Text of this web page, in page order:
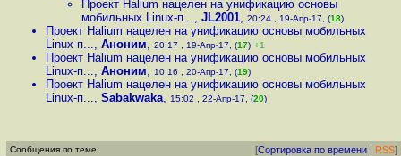
Проект Halium нацелен на унификацию основы
мобильных Linux-п..., JL2001, 20:24 , 19-Апр-17, (18)
Проект Halium нацелен на унификацию основы мобильных
Linux-п..., Аноним, 20:17 , 19-Апр-17, (17) +1
Проект Halium нацелен на унификацию основы мобильных
Linux-п..., Аноним, 10:16 , 20-Апр-17, (19)
Проект Halium нацелен на унификацию основы мобильных
Linux-п..., Sabakwaka, 15:02 , 22-Апр-17, (20)
Сообщения по теме [Сортировка по времени | RSS]